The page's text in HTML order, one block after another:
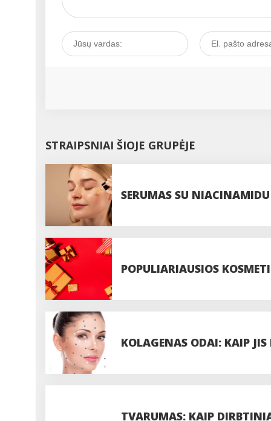
STRAIPSNIAI ŠIOJE GRUPĖJE
SERUMAS SU
POPULIARIAUSIOS
KOLAGENAS ODAI: KAIP
TVARUMAS: KAIP